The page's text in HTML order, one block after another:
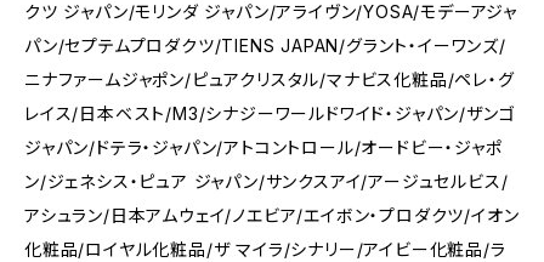
クツ ジャパン/モリンダ ジャパン/アライヴン/YOSA/モデーアジャ
パン/セプテムプロダクツ/TIENS JAPAN/グラント・イーワンズ/
ニナファームジャポン/ピュアクリスタル/マナビス化粧品/ペレ・グ
レイス/日本ベスト/M3/シナジーワールドワイド・ジャパン/ザンゴ
ジャパン/ドテラ・ジャパン/アトコントロール/オードビー・ジャポ
ン/ジェネシス・ピュア ジャパン/サンクスアイ/アージュセルビス/
アシュラン/日本アムウェイ/ノエビア/エイボン・プロダクツ/イオン
化粧品/ロイヤル化粧品/ザ マイラ/シナリー/アイビー化粧品/ラ